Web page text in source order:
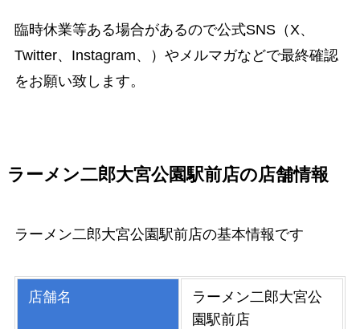
臨時休業等ある場合があるので公式SNS（X、
Twitter、Instagram、）やメルマガなどで最終確認
をお願い致します。
ラーメン二郎大宮公園駅前店の店舗情報
ラーメン二郎大宮公園駅前店の基本情報です
店舗名
ラーメン二郎大宮公
園駅前店